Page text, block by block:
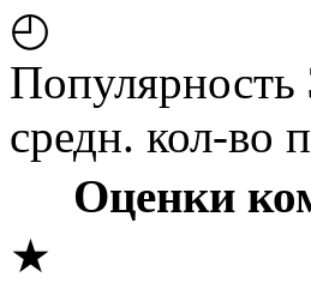
◴
Популярность
средн. кол-во
Оценки
★